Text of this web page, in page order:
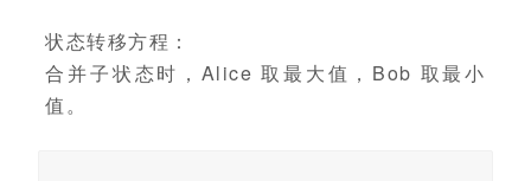
状态转移方程：
合并子状态时，Alice 取最大值，Bob 取最小
值。